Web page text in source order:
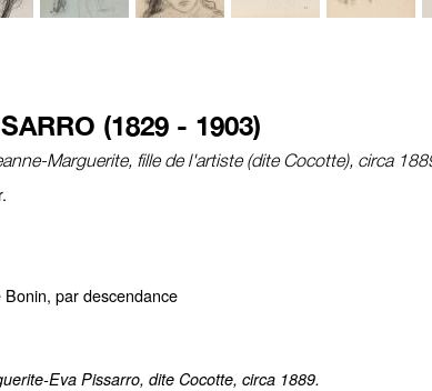
(1829 - 1903)
Marguerite, fille de l'artiste (dite Cocotte), circa
par descendance
Eva Pissarro, dite Cocotte, circa 1889.